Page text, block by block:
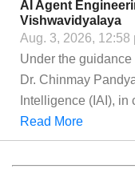
AI Agent
Vishwavidyalaya
Aug. 3, 2026, 12:58
Under the
Dr. Chinmay
Intelligence (IAI),
Read More